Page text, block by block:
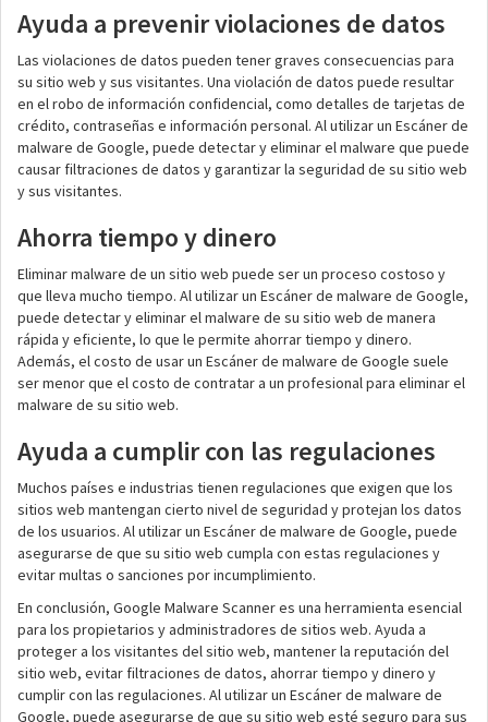
Ayuda a prevenir violaciones de datos
Las violaciones de datos pueden tener graves consecuencias para
su sitio web y sus visitantes. Una violación de datos puede resultar
en el robo de información confidencial, como detalles de tarjetas de
crédito, contraseñas e información personal. Al utilizar un Escáner de
malware de Google, puede detectar y eliminar el malware que puede
causar filtraciones de datos y garantizar la seguridad de su sitio web
y sus visitantes.
Ahorra tiempo y dinero
Eliminar malware de un sitio web puede ser un proceso costoso y
que lleva mucho tiempo. Al utilizar un Escáner de malware de Google,
puede detectar y eliminar el malware de su sitio web de manera
rápida y eficiente, lo que le permite ahorrar tiempo y dinero.
Además, el costo de usar un Escáner de malware de Google suele
ser menor que el costo de contratar a un profesional para eliminar el
malware de su sitio web.
Ayuda a cumplir con las regulaciones
Muchos países e industrias tienen regulaciones que exigen que los
sitios web mantengan cierto nivel de seguridad y protejan los datos
de los usuarios. Al utilizar un Escáner de malware de Google, puede
asegurarse de que su sitio web cumpla con estas regulaciones y
evitar multas o sanciones por incumplimiento.
En conclusión, Google Malware Scanner es una herramienta esencial
para los propietarios y administradores de sitios web. Ayuda a
proteger a los visitantes del sitio web, mantener la reputación del
sitio web, evitar filtraciones de datos, ahorrar tiempo y dinero y
cumplir con las regulaciones. Al utilizar un Escáner de malware de
Google, puede asegurarse de que su sitio web esté seguro para sus